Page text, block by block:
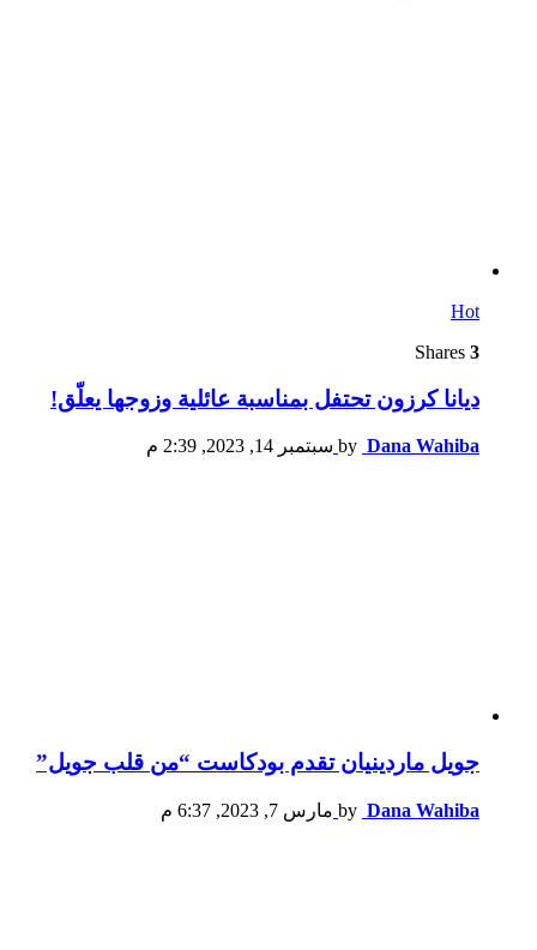
Hot
3
ديانا كرزون تحتفل بمناسبة عائلية وزوجها يعلّق!
by Dana Wahiba سبتمبر 14, 2023, 2:39 م
جويل ماردينيان تقدم بودكاست “من قلب جويل”
by Dana Wahiba مارس 7, 2023, 6:37 م